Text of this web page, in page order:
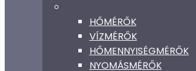
HŐMÉRŐK
VÍZMÉRŐK
HŐMENNYISÉGMÉRŐK
NYOMÁSMÉRŐK